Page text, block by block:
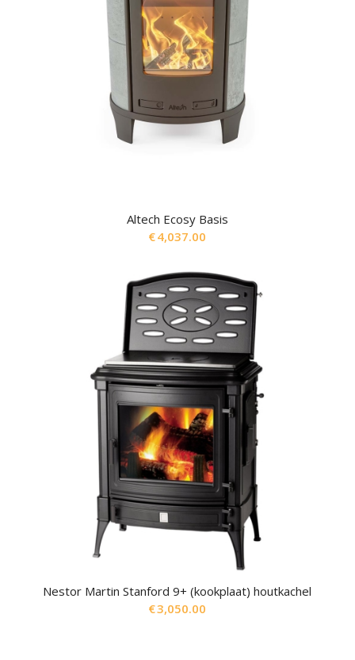
Altech Ecosy Basis
€4,037.00
Nestor Martin Stanford 9+ (kookplaat) houtkachel
€3,050.00